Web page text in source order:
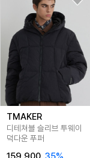
TMAKER
디테쳐블 슬리브 투웨이
덕다운 푸퍼